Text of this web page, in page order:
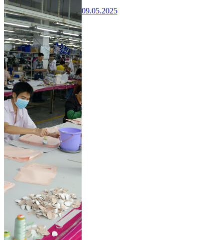
09.05.2025